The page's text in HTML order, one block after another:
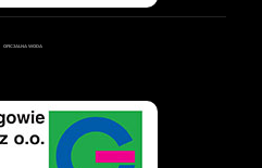
OFICJALNA WODA